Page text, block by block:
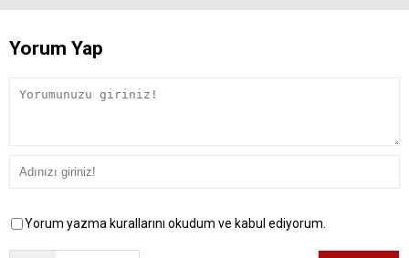
Yorum Yap
Yorum yazma kurallarını okudum ve kabul ediyorum.